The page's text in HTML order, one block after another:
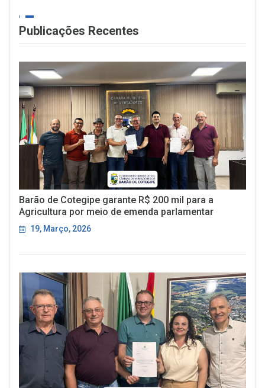
Publicações Recentes
Barão de Cotegipe garante R$ 200 mil para a
Agricultura por meio de emenda parlamentar
19, Março, 2026